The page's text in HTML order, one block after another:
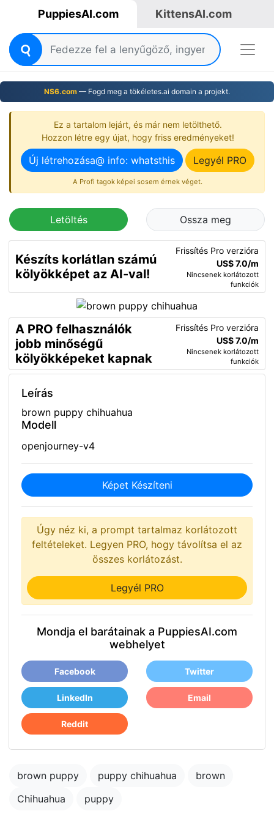
PuppiesAI.com KittensAI.com
NS6.com — Fogd meg a tökéletes.ai domain a projekt.
Ez a tartalom lejárt, és már nem letölthető.
Hozzon létre egy újat, hogy friss eredményeket!
Új létrehozása@ info: whatsthis Legyél PRO
A Profi tagok képei sosem érnek véget.
Letöltés Ossza meg
Készíts korlátlan számú
kölyökképet az AI-val!
Frissítés Pro verzióra
US$ 7.0/m
Nincsenek korlátozott
funkciók
A PRO felhasználók
jobb minőségű
kölyökképeket kapnak
Frissítés Pro verzióra
US$ 7.0/m
Nincsenek korlátozott
funkciók
Leírás
brown puppy chihuahua
Modell
openjourney-v4
Képet Készíteni
Úgy néz ki, a prompt tartalmaz korlátozott
feltételeket. Legyen PRO, hogy távolítsa el az
összes korlátozást.
Legyél PRO
Mondja el barátainak a PuppiesAI.com
webhelyet
Facebook Twitter
LinkedIn Email
Reddit
brown puppy puppy chihuahua
brown
Chihuahua
puppy